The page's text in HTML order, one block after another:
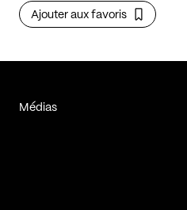
Ajouter aux favoris
Médias